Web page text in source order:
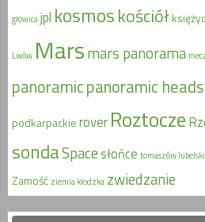
głowicajpl kosmoskościółksiężyc
Lwów Marsmars panorama
panoramicpanoramic heads
podkarpackierover Roztocze
sondaSpacesłońce tomaszów lubelski
Zamość ziemia kłodzka zwiedzanie